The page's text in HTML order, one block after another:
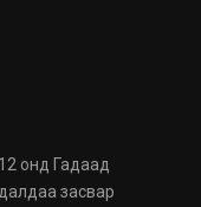
онд Гадаад
засвар